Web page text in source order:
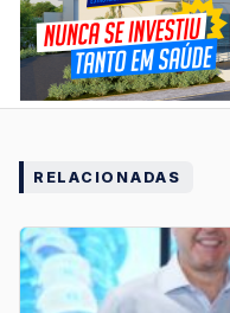
RELACIONADAS